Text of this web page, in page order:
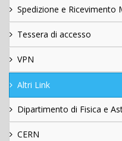
Spedizione e Ricevimento
Tessera di accesso
VPN
Altri Link
Dipartimento di Fisica e
CERN